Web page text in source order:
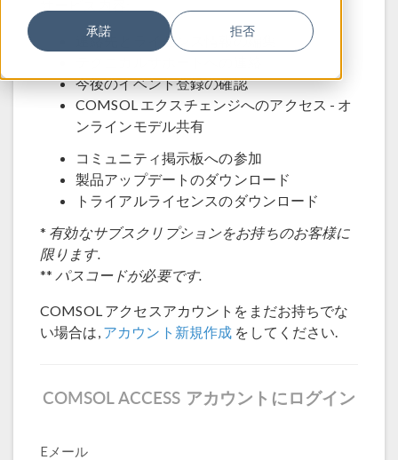
承諾 拒否
連絡先とライセンス情報の編集
今後のイベント登録の確認
COMSOL エクスチェンジへのアクセス - オ
ンラインモデル共有
コミュニティ掲示板への参加
製品アップデートのダウンロード
トライアルライセンスのダウンロード
* 有効なサブスクリプションをお持ちのお客様に
限ります.
** パスコードが必要です.
COMSOL アクセスアカウントをまだお持ちでな
い場合は, アカウント新規作成 をしてください.
COMSOL ACCESS アカウントにログイン
Eメール